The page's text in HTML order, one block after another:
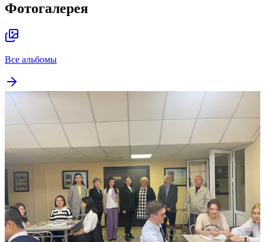
Фотогалерея
Все альбомы